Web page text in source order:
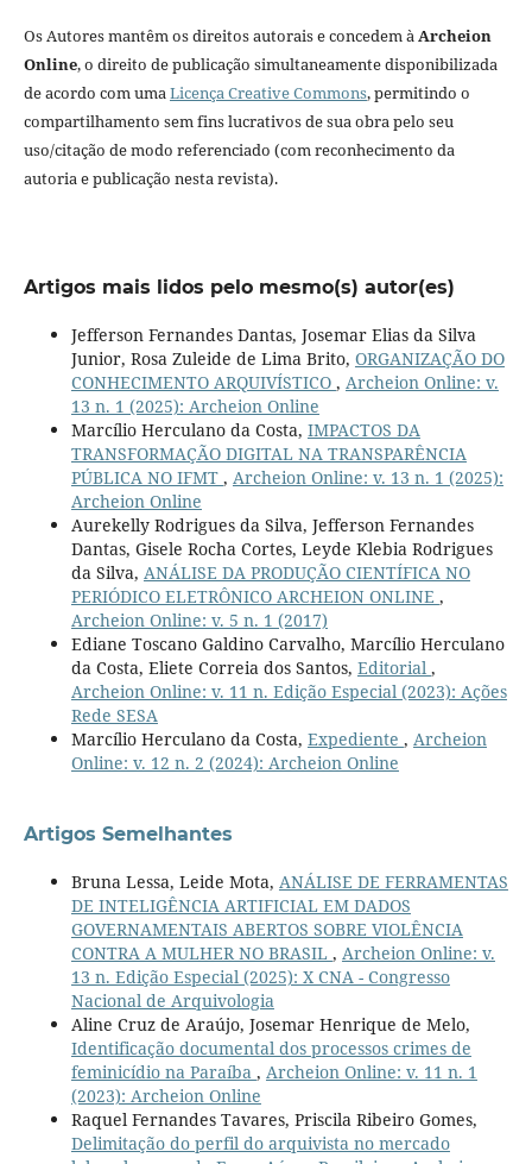
Os Autores mantêm os direitos autorais e concedem àArcheion
Online, o direito de publicação simultaneamente disponibilizada
de acordo com umaLicença Creative Commons, permitindo o
compartilhamento sem fins lucrativos de sua obra pelo seu
uso/citação de modo referenciado (com reconhecimento da
autoria e publicação nesta revista).
Artigos mais lidos pelo mesmo(s) autor(es)
Jefferson Fernandes Dantas, Josemar Elias da Silva
Junior, Rosa Zuleide de Lima Brito, ORGANIZAÇÃO DO
CONHECIMENTO ARQUIVÍSTICO , Archeion Online: v.
13 n. 1 (2025): Archeion Online
Marcílio Herculano da Costa, IMPACTOS DA
TRANSFORMAÇÃO DIGITAL NA TRANSPARÊNCIA
PÚBLICA NO IFMT , Archeion Online: v. 13 n. 1 (2025):
Archeion Online
Aurekelly Rodrigues da Silva, Jefferson Fernandes
Dantas, Gisele Rocha Cortes, Leyde Klebia Rodrigues
da Silva, ANÁLISE DA PRODUÇÃO CIENTÍFICA NO
PERIÓDICO ELETRÔNICO ARCHEION ONLINE ,
Archeion Online: v. 5 n. 1 (2017)
Ediane Toscano Galdino Carvalho, Marcílio Herculano
da Costa, Eliete Correia dos Santos, Editorial ,
Archeion Online: v. 11 n. Edição Especial (2023): Ações
Rede SESA
Marcílio Herculano da Costa, Expediente , Archeion
Online: v. 12 n. 2 (2024): Archeion Online
Artigos Semelhantes
Bruna Lessa, Leide Mota, ANÁLISE DE FERRAMENTAS
DE INTELIGÊNCIA ARTIFICIAL EM DADOS
GOVERNAMENTAIS ABERTOS SOBRE VIOLÊNCIA
CONTRA A MULHER NO BRASIL , Archeion Online: v.
13 n. Edição Especial (2025): X CNA - Congresso
Nacional de Arquivologia
Aline Cruz de Araújo, Josemar Henrique de Melo,
Identificação documental dos processos crimes de
feminicídio na Paraíba , Archeion Online: v. 11 n. 1
(2023): Archeion Online
Raquel Fernandes Tavares, Priscila Ribeiro Gomes,
Delimitação do perfil do arquivista no mercado